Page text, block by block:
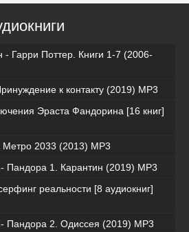
- Гарри Поттер. Книги 1-7 (2006-
к контакту (2019) MP3
Эраста Фандорина [16 книг]
Метро 2033 (2013) MP3
- Пандора 1. Карантин (2019) MP3
реальности [8 аудиокниг]
- Пандора 2. Одиссея (2019) MP3